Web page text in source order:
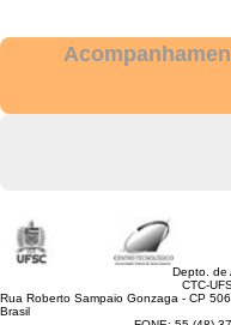
Depto. de
CTC-
Rua Roberto Sampaio Gonzaga - CP
Brasil